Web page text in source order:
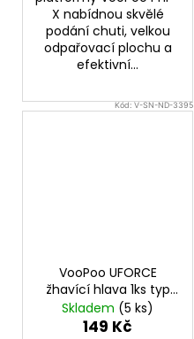
X nabídnou skvělé
podání chuti, velkou
odpařovací plochu a
efektivní...
Kód:V-SN-ND-3395
VooPoo UFORCE
žhavící hlava 1ks typ
hlavy P2 0,6ohm
Skladem (5 ks)
149 Kč